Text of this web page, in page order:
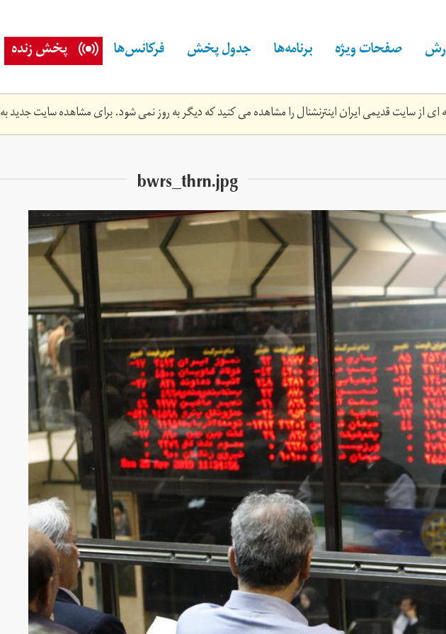
صفحات ویژه برنامه‌ها جدول پخش فرکانس‌ها پخش زنده
از سایت قدیمی ایران اینترنشنال را مشاهده می کنید که دیگر به روز نمی شود. برای مشاهده سایت جدید به
bwrs_thrn.jpg